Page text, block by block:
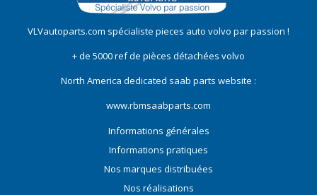
VLVautoparts.com spécialiste pieces auto volvo par passion !
+ de 5000 ref de pièces détachées volvo
North America dedicated saab parts website :
www.rbmsaabparts.com
Informations générales
Informations pratiques
Nos marques distribuées
Nos réalisations